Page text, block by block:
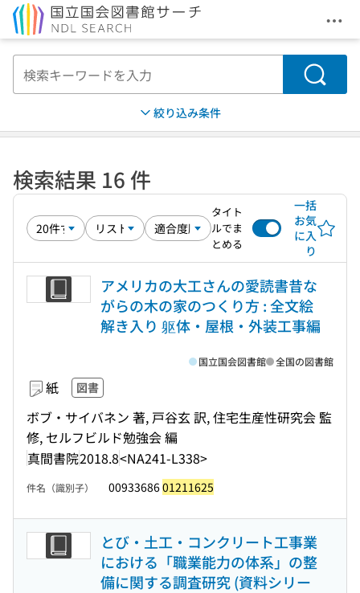
メ
検索
絞り込み条件
検索結果 16 件
タイト
ルでま
とめる
一括
お気
に入
り
アメリカの大工さんの愛読書昔な
がらの木の家のつくり方 : 全文絵
解き入り 躯体・屋根・外装工事編
紙 図書
ボブ・サイバネン 著, 戸谷玄 訳, 住宅生産性研究会 監
修, セルフビルド勉強会 編
真間書院2018.8<NA241-L338>
国立国会図書館 全国の図書館
件名（識別子） 0093368601211625
とび・土工・コンクリート工事業
における「職業能力の体系」の整
備に関する調査研究 (資料シリー